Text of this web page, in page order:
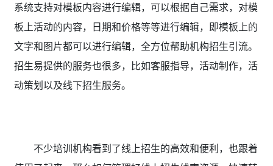
系统支持对模板内容进行编辑，可以根据自己需求，对模
板上活动的内容，日期和价格等等进行编辑，即模板上的
文字和图片都可以进行编辑，全方位帮助机构招生引流。
招生易提供的服务也很多，比如客服指导，活动制作，活
动策划以及线下招生服务。
不少培训机构看到了线上招生的高效和便利，也跟着